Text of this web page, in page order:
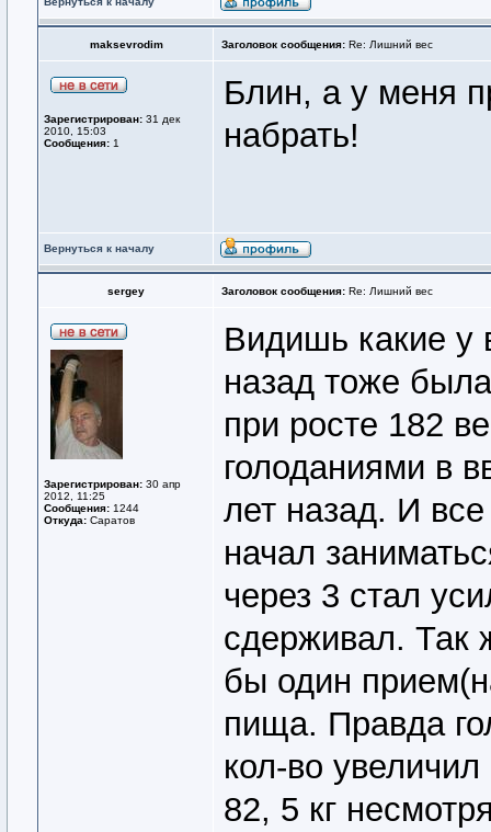
maksevrodim Заголовок сообщения: Re: Лишний вес
Зарегистрирован: 31 дек
2010, 15:03
Сообщения: 1
Блин, а у меня
набрать!
Вернуться к началу
sergey Заголовок сообщения: Re: Лишний вес
Зарегистрирован: 30 апр
2012, 11:25
Сообщения: 1244
Откуда: Саратов
Видишь какие у
назад тоже
при росте 182
голоданиями в
лет назад. И
начал
через 3 стал
сдерживал. Так
бы один
пища. Правда
кол-во
82, 5 кг